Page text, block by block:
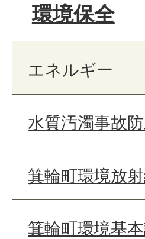
環境保全
エネルギー
水質汚濁事故
箕輪町環境放
箕輪町環境基